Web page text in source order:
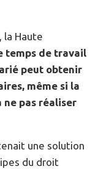
la Haute
temps de travail
peut obtenir
même si la
ne pas réaliser
une solution
du droit